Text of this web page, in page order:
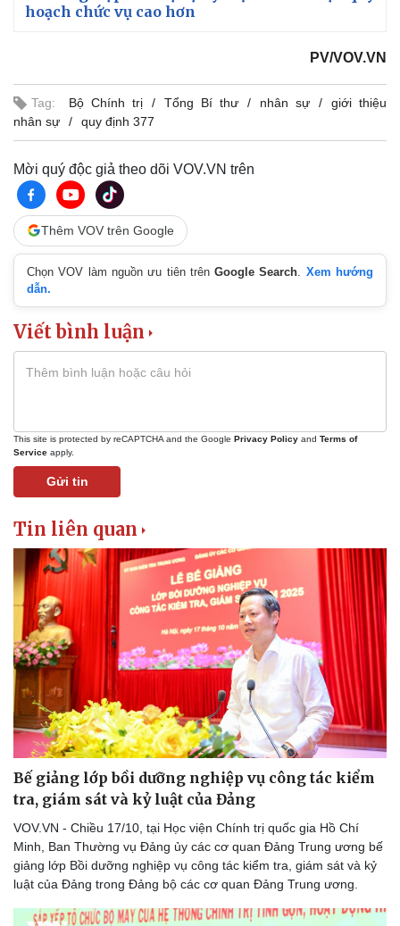
Pháp luật
Vụ án
Tư vấn luật
Quân sự - Quốc phòng
Vũ khí
Phân tích
hoạch chức vụ cao hơn
PV/VOV.VN
Tag: Bộ Chính trị Tổng Bí thư nhân sự
giới thiệu
nhân sự
quy định 377
Mời quý độc giả theo dõi VOV.VN trên
Thêm VOV trên Google
Chọn VOV làm nguồn ưu tiên trênGoogle Search
Xem hướng
dẫn.
Viết bình luận
This site is protected by reCAPTCHA and the Google Privacy Policy and Terms of
Service apply.
Gửi tin
Tin liên quan
Bế giảng lớp bồi dưỡng nghiệp vụ công tác kiểm
tra, giám sát và kỷ luật của Đảng
VOV.VN - Chiều 17/10, tại Học viện Chính trị quốc gia Hồ Chí
Minh, Ban Thường vụ Đảng ủy các cơ quan Đảng Trung ương bế
giảng lớp Bồi dưỡng nghiệp vụ công tác kiểm tra, giám sát và kỷ
luật của Đảng trong Đảng bộ các cơ quan Đảng Trung ương.